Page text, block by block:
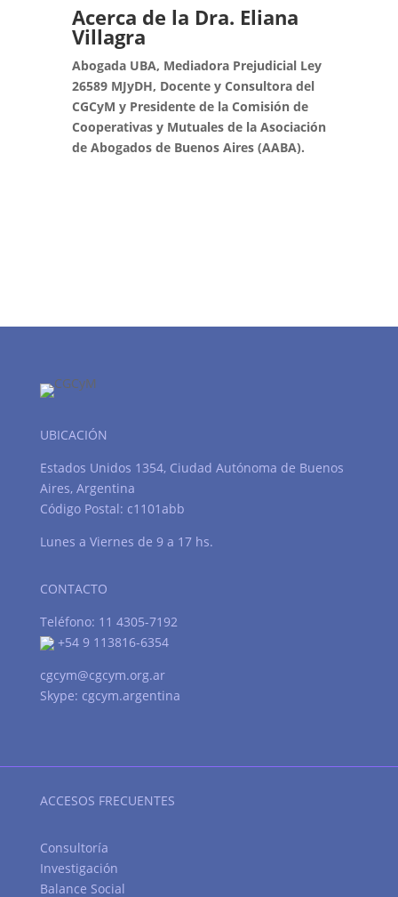
Acerca de la Dra. Eliana
Villagra
Abogada UBA, Mediadora Prejudicial Ley
26589 MJyDH, Docente y Consultora del
CGCyM y Presidente de la Comisión de
Cooperativas y Mutuales de la Asociación
de Abogados de Buenos Aires (AABA).
UBICACIÓN
Estados Unidos 1354, Ciudad Autónoma de Buenos
Aires, Argentina
Código Postal: c1101abb
Lunes a Viernes de 9 a 17 hs.
CONTACTO
Teléfono: 11 4305-7192
+54 9 113816-6354
cgcym@cgcym.org.ar
Skype: cgcym.argentina
ACCESOS FRECUENTES
Consultoría
Investigación
Balance Social